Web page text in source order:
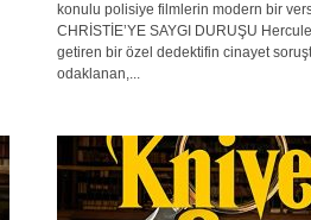
konulu polisiye filmlerin modern bir
CHRİSTİE’YE SAYGI DURUŞU
getiren bir özel dedektifin cinayet
odaklanan,...